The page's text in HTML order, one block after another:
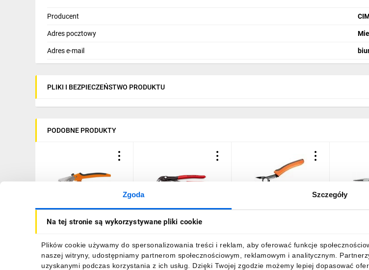
Zgoda Szczegóły
Na tej stronie są wykorzystywane pliki cookie
Plików cookie używamy do spersonalizowania treści i reklam, aby oferować funkcje
naszej witryny, udostępniamy partnerom społecznościowym, reklamowym i analitycznym.
uzyskanymi podczas korzystania z ich usług. Dzięki Twojej zgodzie możemy lepiej dopasować
Producent
Adres pocztowy
Adres e-mail
PLIKI I BEZPIECZEŃSTWO PRODUKTU
PODOBNE PRODUKTY
Obcinak do kabli
miedzianych i
510
66,76 złbrutto
Szczypce nastawne do rur
nowej generacji Z
tworzywa sztucznego 250
mm Cobra 87 01 250
127,85 złbrutto 35,63 zł brutto 55,29 zł